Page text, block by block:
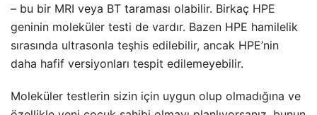
– bu bir MRI veya BT taraması olabilir. Birkaç HPE
geninin moleküler testi de vardır. Bazen HPE hamilelik
sırasında ultrasonla teşhis edilebilir, ancak HPE’nin
daha hafif versiyonları tespit edilemeyebilir.
Moleküler testlerin sizin için uygun olup olmadığına ve